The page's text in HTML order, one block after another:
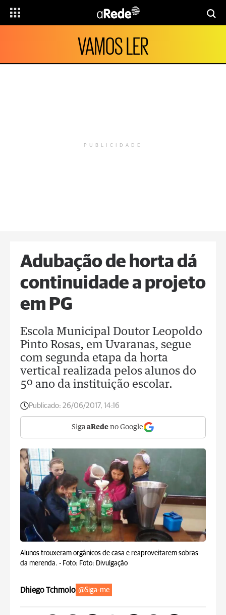
VAMOS LER
PUBLICIDADE
Adubação de horta dá
continuidade a projeto
em PG
Escola Municipal Doutor Leopoldo
Pinto Rosas, em Uvaranas, segue
com segunda etapa da horta
vertical realizada pelos alunos do
5º ano da instituição escolar.
Publicado: 26/06/2017, 14:16
Siga aRede no Google
Alunos trouxeram orgânicos de casa e reaproveitarem sobras
da merenda. - Foto: Foto: Divulgação
Dhiego Tchmolo @Siga-me